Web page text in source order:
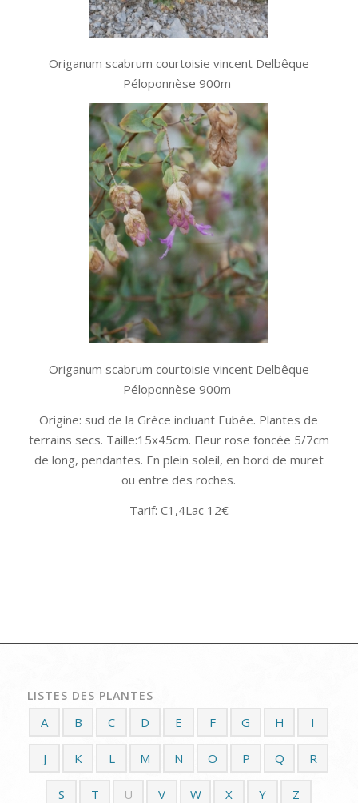
Origanum scabrum courtoisie vincent Delbêque
Péloponnèse 900m
Origanum scabrum courtoisie vincent Delbêque
Péloponnèse 900m
Origine: sud de la Grèce incluant Eubée. Plantes de
terrains secs. Taille:15x45cm. Fleur rose foncée 5/7cm
de long, pendantes. En plein soleil, en bord de muret
ou entre des roches.
Tarif: C1,4Lac 12€
LISTES DES PLANTES
A B C D E F G H I
J K L M N O P Q R
S T U V W X Y Z